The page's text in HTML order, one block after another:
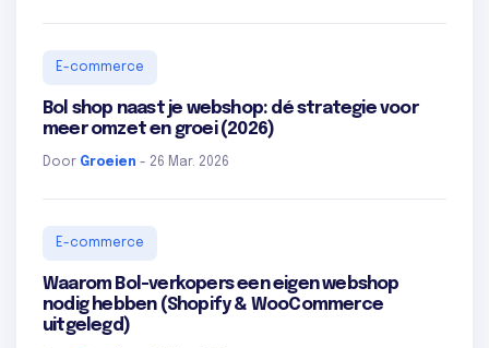
E-commerce
Bol shop naast je webshop: dé strategie voor
meer omzet en groei (2026)
Door Groeien - 26 Mar. 2026
E-commerce
Waarom Bol-verkopers een eigen webshop
nodig hebben (Shopify & WooCommerce
uitgelegd)